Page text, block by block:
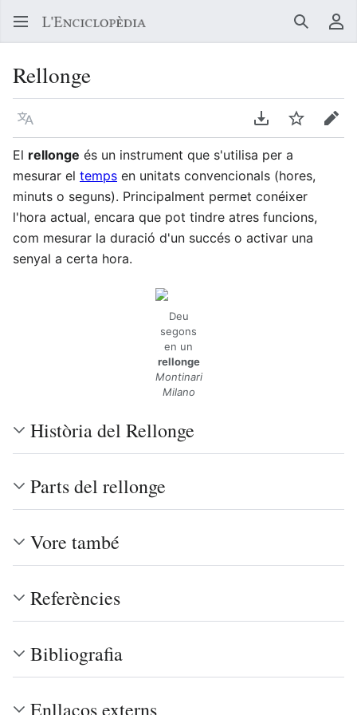
Buscar
Rellonge
Llegir en un atre idioma Descarregar en
Vigilar
El rellonge és un instrument que s'utilisa per a
mesurar el temps en unitats convencionals (hores,
minuts o seguns). Principalment permet conéixer
l'hora actual, encara que pot tindre atres funcions,
com mesurar la duració d'un succés o activar una
senyal a certa hora.
Deu
segons
en un
rellonge
Montinari
Milano
Història del Rellonge
Parts del rellonge
Vore també
Referències
Bibliografia
Enllaços externs